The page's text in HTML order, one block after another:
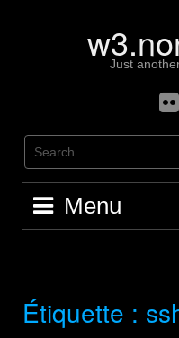
Just
Menu
Étiquette :